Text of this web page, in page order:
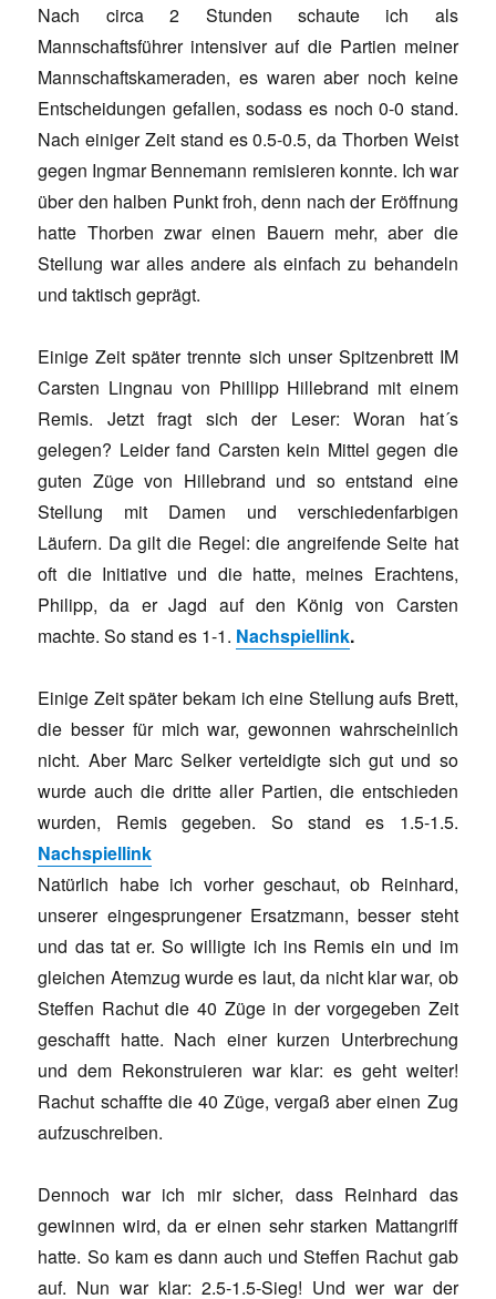
Nach circa 2 Stunden schaute ich als
Mannschaftsführer intensiver auf die Partien meiner
Mannschaftskameraden, es waren aber noch keine
Entscheidungen gefallen, sodass es noch 0-0 stand.
Nach einiger Zeit stand es 0.5-0.5, da Thorben Weist
gegen Ingmar Bennemann remisieren konnte. Ich war
über den halben Punkt froh, denn nach der Eröffnung
hatte Thorben zwar einen Bauern mehr, aber die
Stellung war alles andere als einfach zu behandeln
und taktisch geprägt.
Einige Zeit später trennte sich unser Spitzenbrett IM
Carsten Lingnau von Phillipp Hillebrand mit einem
Remis. Jetzt fragt sich der Leser: Woran hat´s
gelegen? Leider fand Carsten kein Mittel gegen die
guten Züge von Hillebrand und so entstand eine
Stellung mit Damen und verschiedenfarbigen
Läufern. Da gilt die Regel: die angreifende Seite hat
oft die Initiative und die hatte, meines Erachtens,
Philipp, da er Jagd auf den König von Carsten
machte. So stand es 1-1. Nachspiellink.
Einige Zeit später bekam ich eine Stellung aufs Brett,
die besser für mich war, gewonnen wahrscheinlich
nicht. Aber Marc Selker verteidigte sich gut und so
wurde auch die dritte aller Partien, die entschieden
wurden, Remis gegeben. So stand es 1.5-1.5.
Nachspiellink
Natürlich habe ich vorher geschaut, ob Reinhard,
unserer eingesprungener Ersatzmann, besser steht
und das tat er. So willigte ich ins Remis ein und im
gleichen Atemzug wurde es laut, da nicht klar war, ob
Steffen Rachut die 40 Züge in der vorgegeben Zeit
geschafft hatte. Nach einer kurzen Unterbrechung
und dem Rekonstruieren war klar: es geht weiter!
Rachut schaffte die 40 Züge, vergaß aber einen Zug
aufzuschreiben.
Dennoch war ich mir sicher, dass Reinhard das
gewinnen wird, da er einen sehr starken Mattangriff
hatte. So kam es dann auch und Steffen Rachut gab
auf. Nun war klar: 2.5-1.5-Sieg! Und wer war der